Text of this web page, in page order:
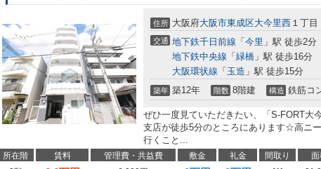
住所 大阪府大阪市東成区大今里西 １丁目
交通 地下鉄千日前線 「 今里 」駅 徒歩2分
地下鉄中央線 「 緑橋 」駅 徒歩16分
大阪環状線 「 玉造 」駅 徒歩15分
築年 築12年 階数 8階建 構造 鉄筋コ
ぜひ一度見ていただきたい、「S-FORT
支店が徒歩5分のところにあります☆高ニ
行くこと...
所在階 賃料 管理費・共益費 敷金 礼金 間取り